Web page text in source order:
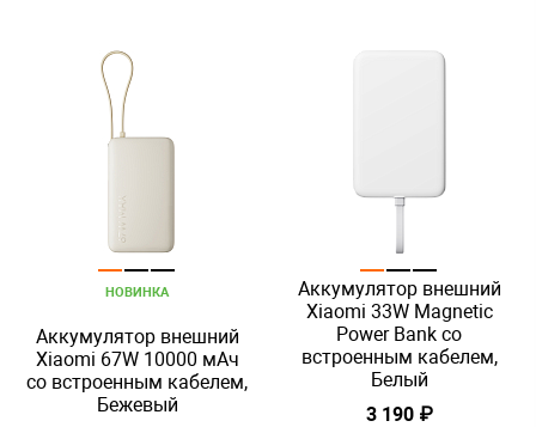
НОВИНКА
Аккумулятор внешний
Xiaomi 67W 10000 мАч
со встроенным кабелем,
Бежевый
Аккумулятор внешний
Xiaomi 33W Magnetic
Power Bank со
встроенным кабелем,
Белый
3 190 ₽